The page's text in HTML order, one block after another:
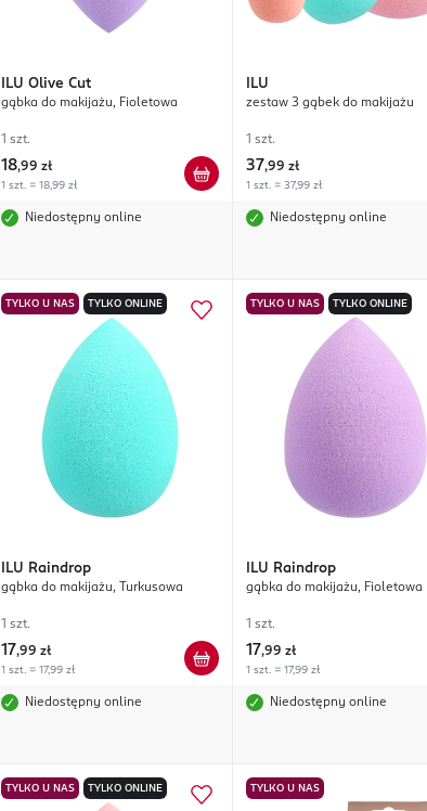
ILU Olive Cut
gąbka do makijażu, Fioletowa
1 szt.
18,99 zł
1 szt. = 18,99 zł
Niedostępny online
ILU
zestaw 3 gąbek do makijażu
1 szt.
37,99 zł
1 szt. = 37,99 zł
Niedostępny online
TYLKO U NAS TYLKO ONLINE
ILU Raindrop
gąbka do makijażu, Turkusowa
1 szt.
17,99 zł
1 szt. = 17,99 zł
Niedostępny online
TYLKO U NAS TYLKO ONLINE
ILU Raindrop
gąbka do makijażu, Fioletowa
1 szt.
17,99 zł
1 szt. = 17,99 zł
Niedostępny online
TYLKO U NAS TYLKO ONLINE TYLKO U NAS